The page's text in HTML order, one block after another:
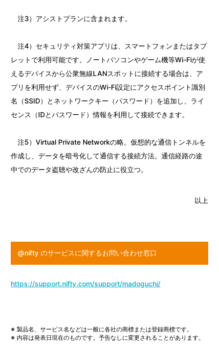
注3）アシストプランに含まれます。
注4）セキュリティ対策アプリは、スマートフォンまたはタブ
レットで利用可能です。ノートパソコンやゲーム機等Wi-Fiが使
えるデバイスから公衆無線LANスポットに接続する場合は、ア
プリを利用せず、デバイスのWi-Fi設定にアクセスポイント識別
名（SSID）とネットワークキー（パスワード）を追加し、ライ
センス（IDとパスワード）情報を利用して接続できます。
注5）Virtual Private Networkの略。仮想的な通信トンネルを
作成し、データを暗号化して通信する接続方法。通信経路の途
中でのデータ盗聴や改ざんの防止に役立つ。
以上
@nifty のサービスに関するお問い合わせ窓口
https://support.nifty.com/support/madoguchi/
※ 製品名、サービス名などは一般に各社の商標または登録商標です。
※ 内容は発表日現在のものです。予告なしに変更されることがあります。